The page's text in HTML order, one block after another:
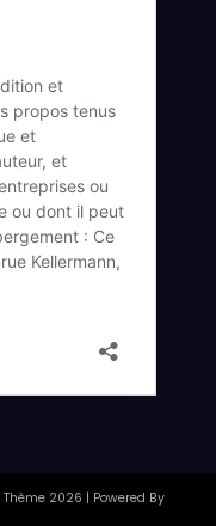
Thème 2026 | Powered By